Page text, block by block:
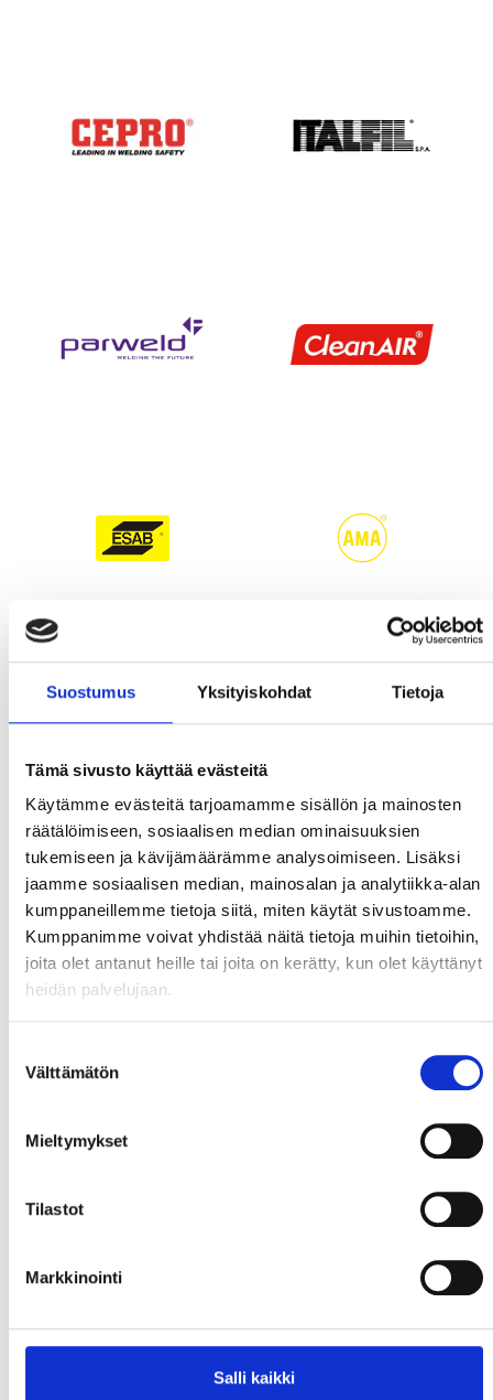
Suostumus Yksityiskohdat Tietoja
Tämä sivusto käyttää evästeitä
Käytämme evästeitä tarjoamamme sisällön ja mainosten
räätälöimiseen, sosiaalisen median ominaisuuksien
tukemiseen ja kävijämäärämme analysoimiseen. Lisäksi
jaamme sosiaalisen median, mainosalan ja analytiikka-alan
kumppaneillemme tietoja siitä, miten käytät sivustoamme.
Kumppanimme voivat yhdistää näitä tietoja muihin tietoihin,
joita olet antanut heille tai joita on kerätty, kun olet käyttänyt
heidän palvelujaan.
valinta
Välttämätön
Mieltymykset
Tilastot
Markkinointi
Salli kaikki